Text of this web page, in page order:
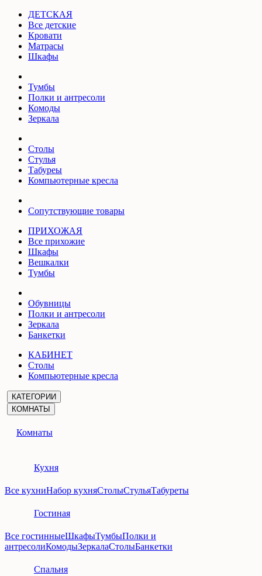
ДЕТСКАЯ
Все детские
Кровати
Матрасы
Шкафы
Тумбы
Полки и антресоли
Комоды
Зеркала
Столы
Стулья
Табуреы
Компьютерные кресла
Сопутствующие товары
ПРИХОЖАЯ
Все прихожие
Шкафы
Вешкалки
Тумбы
Обувницы
Полки и антресоли
Зеркала
Банкетки
КАБИНЕТ
Столы
Компьютерные кресла
КАТЕГОРИИ
КОМНАТЫ
Комнаты
Кухня
Все кухниНабор кухняСтолыСтульяТабуреты
Гостиная
Все гостинныеШкафыТумбыПолки и
антресолиКомодыЗеркалаСтолыБанкетки
Спальня